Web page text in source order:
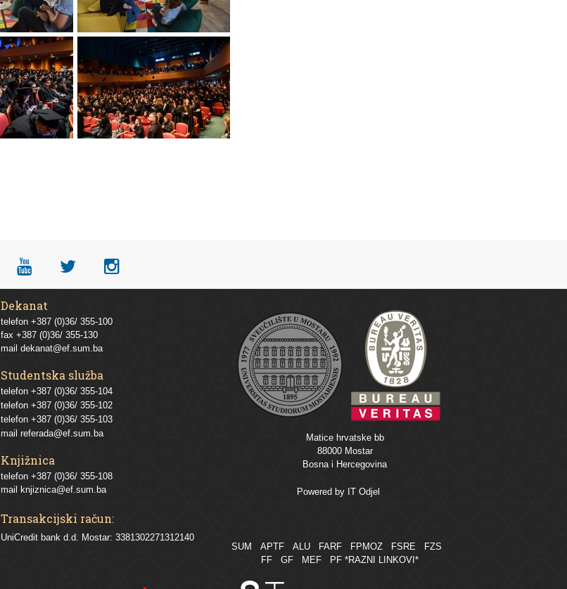
Dekanat
telefon +387 (0)36/ 355-100
fax +387 (0)36/ 355-130
mail dekanat@ef.sum.ba
Studentska služba
telefon +387 (0)36/ 355-104
telefon +387 (0)36/ 355-102
telefon +387 (0)36/ 355-103
mail referada@ef.sum.ba
Knjižnica
telefon +387 (0)36/ 355-108
mail
knjiznica@ef.sum.ba
Transakcijski račun:
UniCredit bank d.d. Mostar: 3381302271312140
Matice hrvatske bb
88000 Mostar
Bosna i Hercegovina
Powered by IT Odjel
SUM APTF ALU FARF FPMOZ FSRE
FZS
FF
GF MEF PF *RAZNI LINKOVI*